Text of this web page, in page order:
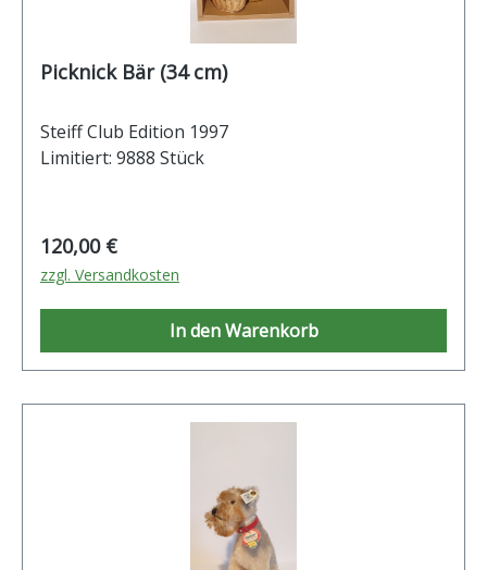
Picknick Bär (34 cm)
Steiff Club Edition 1997
Limitiert: 9888 Stück
Regulärer Preis:
120,00 €
zzgl. Versandkosten
In den Warenkorb